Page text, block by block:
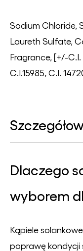
Sodium Chloride,
Laureth Sulfate,
Fragrance, [+/-C.I.
C.I.15985, C.I.
Dlaczego
wyborem
Kąpiele
poprawę kondycji